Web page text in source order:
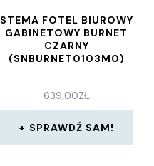
STEMA FOTEL BIUROWY
GABINETOWY BURNET
CZARNY
(SNBURNET0103M0)
639,00ZŁ
SPRAWDŹ SAM!